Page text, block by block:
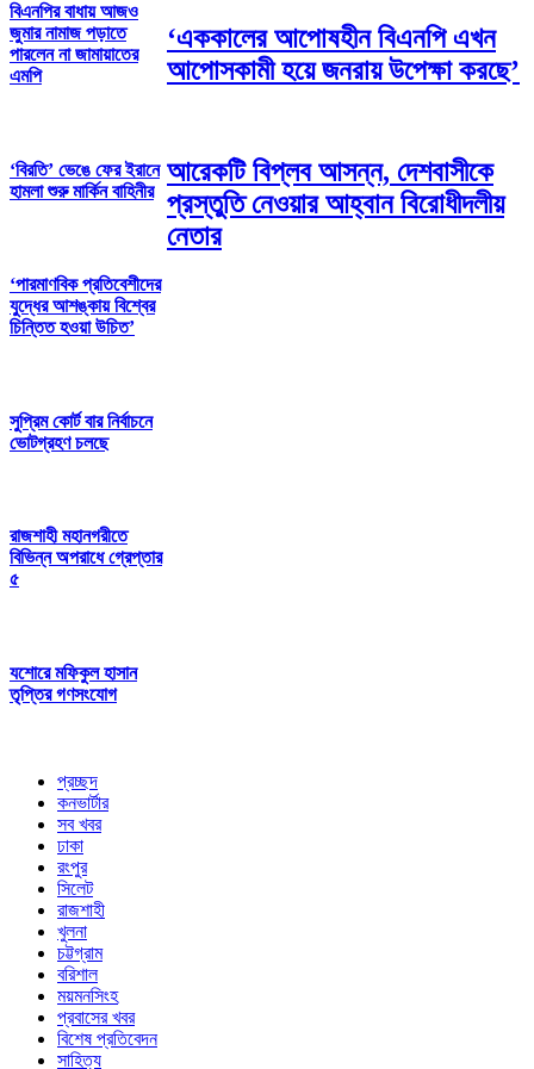
বিএনপির বাধায় আজও
জুমার নামাজ পড়াতে
পারলেন না জামায়াতের
এমপি
‘বিরতি’ ভেঙে ফের ইরানে
হামলা শুরু মার্কিন বাহিনীর
‘পারমাণবিক প্রতিবেশীদের
যুদ্ধের আশঙ্কায় বিশ্বের
চিন্তিত হওয়া উচিত’
সুপ্রিম কোর্ট বার নির্বাচনে
ভোটগ্রহণ চলছে
রাজশাহী মহানগরীতে
বিভিন্ন অপরাধে গ্রেপ্তার
৫
যশোরে মফিকুল হাসান
তৃপ্তির গণসংযোগ
‘এককালের আপোষহীন বিএনপি এখন
আপোসকামী হয়ে জনরায় উপেক্ষা করছে’
আরেকটি বিপ্লব আসন্ন, দেশবাসীকে
প্রস্তুতি নেওয়ার আহ্বান বিরোধীদলীয়
নেতার
প্রচ্ছদ
কনভার্টার
সব খবর
ঢাকা
রংপুর
সিলেট
রাজশাহী
খুলনা
চট্টগ্রাম
বরিশাল
ময়মনসিংহ
প্রবাসের খবর
বিশেষ প্রতিবেদন
সাহিত্য